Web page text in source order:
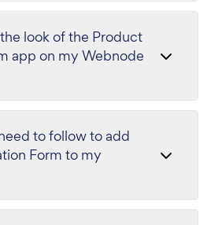
look of the Product
to follow to add
to my